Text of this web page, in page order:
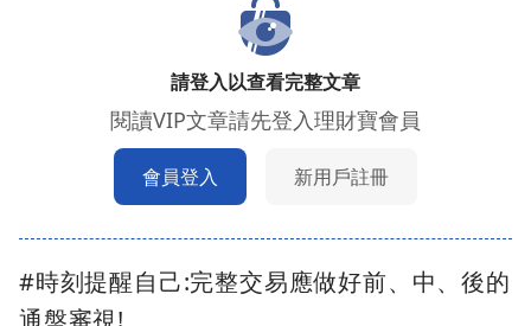
請登入以查看完整文章
閱讀VIP文章請先登入理財寶會員
會員登入 新用戶註冊
#時刻提醒自己:完整交易應做好前、中、後的
通盤審視!